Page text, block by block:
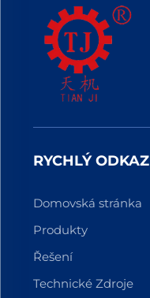
RYCHLÝ ODKAZ
Domovská stránka
Produkty
Řešení
Technické Zdroje